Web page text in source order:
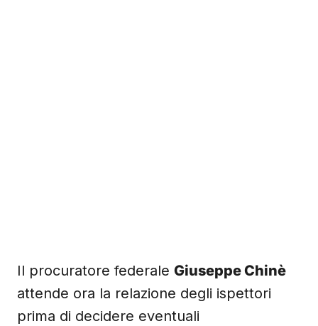
Il procuratore federale Giuseppe Chinè
attende ora la relazione degli ispettori
prima di decidere eventuali